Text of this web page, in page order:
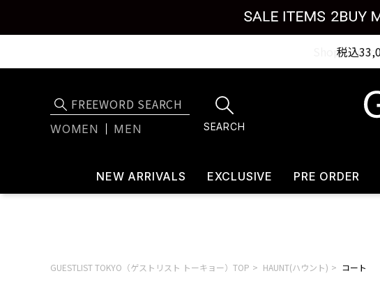
税込
WOMEN MEN SEARCH
NEW ARRIVALS EXCLUSIVE PRE ORDER
GUESTLIST TOKYO（ゲストリスト トーキョー）TOP HAUNT(ハウント) コート